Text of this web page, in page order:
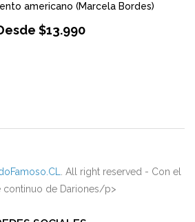
americano (Marcela Bordes)
$13.990
. All right reserved - Con el
continuo de Dariones/p>